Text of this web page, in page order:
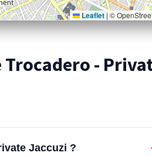
Leaflet |©
-
Jaccuzi ?